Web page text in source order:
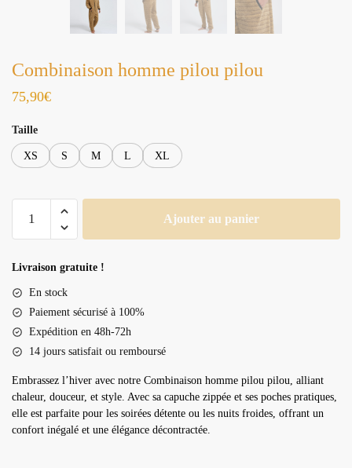
Combinaison homme pilou pilou
75,90€
Taille
XS S M L XL
homme
pilou
Ajouter au panier
Livraison gratuite !
En stock
Paiement sécurisé à 100%
Expédition en 48h-72h
14 jours satisfait ou remboursé
Embrassez l’hiver avec notre Combinaison homme pilou pilou, alliant
chaleur, douceur, et style. Avec sa capuche zippée et ses poches pratiques,
elle est parfaite pour les soirées détente ou les nuits froides, offrant un
confort inégalé et une élégance décontractée.